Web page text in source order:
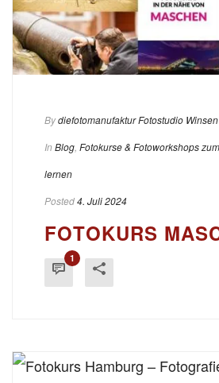
Bydiefotomanufaktur Fotostudio Winsen
In Blog Fotokurse & Fotoworkshops
lernen
Posted4. Juli 2024
FOTOKURS
1